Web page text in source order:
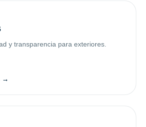
y transparencia para exteriores.
→